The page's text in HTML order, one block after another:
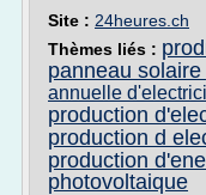
Site : 24heures.ch
Thèmes liés :
panneau
annuelle
production
production d
production
photovoltaique